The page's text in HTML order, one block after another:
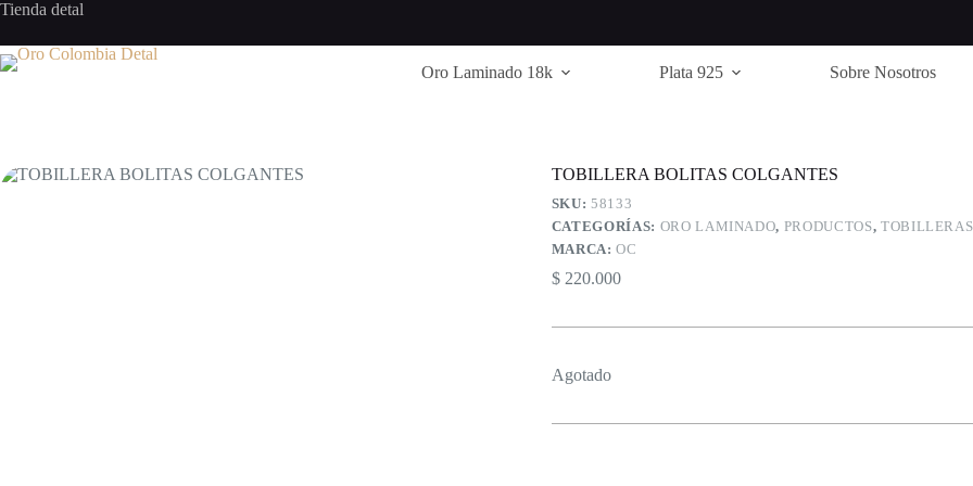
Saltar
contenido
Tienda detal
Oro Laminado 18k Plata 925 Sobre Nosotros
TOBILLERA BOLITAS COLGANTES
SKU:58133
CATEGORÍAS: ORO LAMINADO, PRODUCTOS, TOBILLERAS
MARCA:OC
$220.000
Agotado